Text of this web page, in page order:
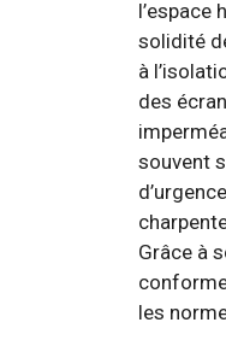
l’espace
solidité
à
des
souvent
Grâce à
les